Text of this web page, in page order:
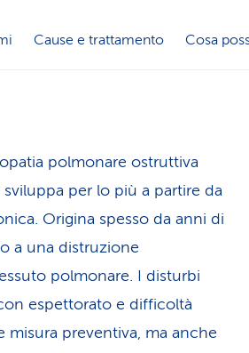
i
r
v
i
z
o
Cause e trattamento Cosa
polmonare ostruttiva
sviluppa per lo più a partire da
Origina spesso da anni di
a una distruzione
polmonare. I disturbi
espettorato e difficoltà
misura preventiva, ma anche